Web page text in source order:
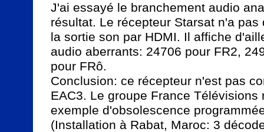
J'ai essayé le branchement audio
résultat. Le récepteur Starsat n'a
la sortie son par HDMI. Il affiche
audio aberrants: 24706 pour FR2,
pour FRô.
Conclusion: ce récepteur n'est pas
EAC3. Le groupe France Télévisions
exemple d'obsolescence
(Installation à Rabat, Maroc: 3